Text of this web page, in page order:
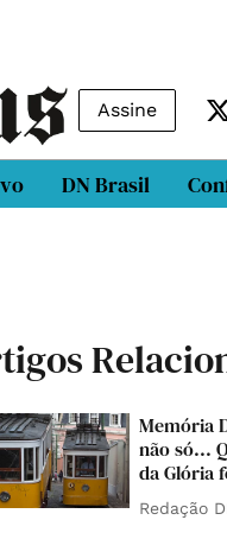
Assine
DN Brasil
Memória
não só...
da Glória
Redação